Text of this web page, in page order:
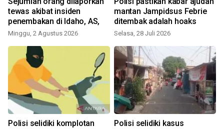
tewas akibat insiden
penembakan di Idaho, AS,
Minggu, 2 Agustus 2026
mantan Jampidsus Febrie
ditembak adalah hoaks
Selasa, 28 Juli 2026
Polisi selidiki komplotan
Polisi selidiki kasus